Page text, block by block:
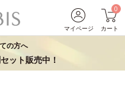
マイページ
0
カート
の方へ
ット販売中！